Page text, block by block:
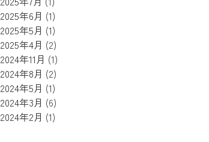
2025年6月 (1)
2025年5月 (1)
2025年4月 (2)
2024年11月 (1)
2024年8月 (2)
2024年5月 (1)
2024年3月 (6)
2024年2月 (1)